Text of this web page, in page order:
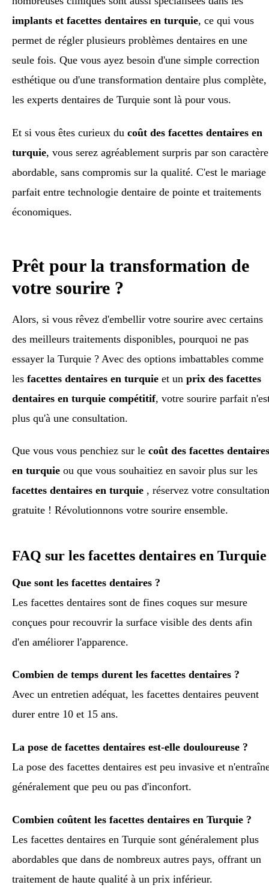
implants et facettes dentaires en turquie, ce qui vous
permet de régler plusieurs problèmes dentaires en une
seule fois. Que vous ayez besoin d'une simple correction
esthétique ou d'une transformation dentaire plus complète,
les experts dentaires de Turquie sont là pour vous.
Et si vous êtes curieux du coût des facettes dentaires en
turquie, vous serez agréablement surpris par son caractère
abordable, sans compromis sur la qualité. C'est le mariage
parfait entre technologie dentaire de pointe et traitements
économiques.
Prêt pour la transformation de
votre sourire ?
Alors, si vous rêvez d'embellir votre sourire avec certains
des meilleurs traitements disponibles, pourquoi ne pas
essayer la Turquie ? Avec des options imbattables comme
les facettes dentaires en turquie et un prix des facettes
dentaires en turquie compétitif, votre sourire parfait
plus qu'à une consultation.
Que vous vous penchiez sur le coût des facettes dentaires
en turquie ou que vous souhaitiez en savoir plus sur les
facettes dentaires en turquie , réservez votre consultation
gratuite ! Révolutionnons votre sourire ensemble.
FAQ sur les facettes dentaires en Turquie
Que sont les facettes dentaires ?
Les facettes dentaires sont de fines coques sur mesure
conçues pour recouvrir la surface visible des dents afin
d'en améliorer l'apparence.
Combien de temps durent les facettes dentaires ?
Avec un entretien adéquat, les facettes dentaires peuvent
durer entre 10 et 15 ans.
La pose de facettes dentaires est-elle douloureuse ?
La pose des facettes dentaires est peu invasive et
généralement que peu ou pas d'inconfort.
Combien coûtent les facettes dentaires en Turquie ?
Les facettes dentaires en Turquie sont généralement plus
abordables que dans de nombreux autres pays, offrant un
traitement de haute qualité à un prix inférieur.